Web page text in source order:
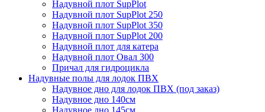
Надувной плот SupPlot
Надувной плот SupPlot 250
Надувной плот SupPlot 350
Надувной плот SupPlot 200
Надувной плот для катера
Надувной плот Овал 300
Причал для гидроцикла
Надувные полы для лодок ПВХ
Надувное дно для лодок ПВХ (под заказ)
Надувное дно 140см
Надувное дно 145см